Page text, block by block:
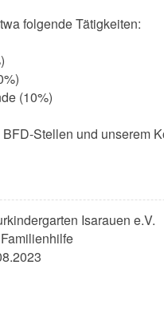
folgende Tätigkeiten:
(10%)
Stellen und unserem
Isarauen e.V.